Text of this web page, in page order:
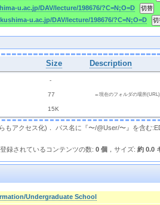
u.ac.jp/DAV/lecture/198676/?C=N;O=D
u.ac.jp/DAV/lecture/198676/?C=N;O=D
Size
Description
  -
77 ←現在のフォルダの場所
15K
アクセス化)． パス名に『〜/@User/〜』を含む
登録されているコンテンツの数:0 個 ，サイズ:約 0.0
Undergraduate School